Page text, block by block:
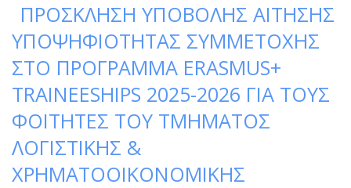
ΠΡΟΣΚΛΗΣΗ ΥΠΟΒΟΛΗΣ ΑΙΤΗΣΗΣ
ΥΠΟΨΗΦΙΟΤΗΤΑΣ ΣΥΜΜΕΤΟΧΗΣ
ΣΤΟ ΠΡΟΓΡΑΜΜΑ ERASMUS+
TRAINEESHIPS 2025-2026 ΓΙΑ ΤΟΥΣ
ΦΟΙΤΗΤΕΣ ΤΟΥ ΤΜΗΜΑΤΟΣ
ΛΟΓΙΣΤΙΚΗΣ &
ΧΡΗΜΑΤΟΟΙΚΟΝΟΜΙΚΗΣ